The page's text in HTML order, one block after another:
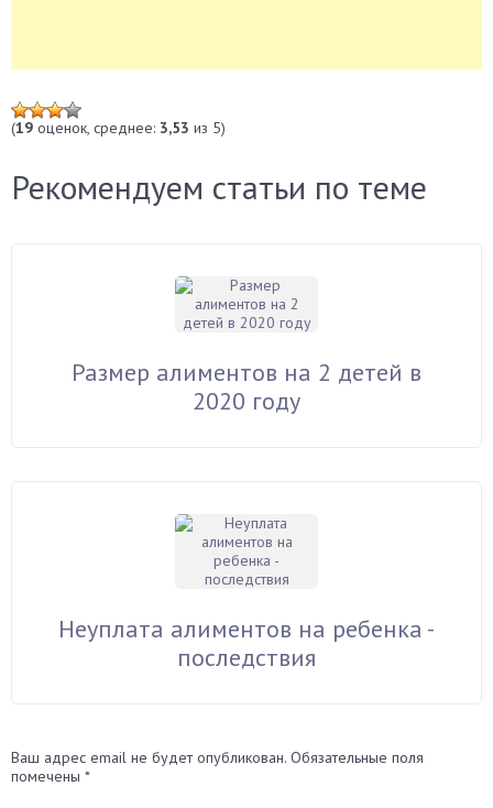
(19 оценок, среднее: 3,53 из 5)
Рекомендуем статьи по теме
Размер алиментов на 2 детей в
2020 году
Неуплата алиментов на ребенка -
последствия
Ваш адрес email не будет опубликован. Обязательные поля
помечены *